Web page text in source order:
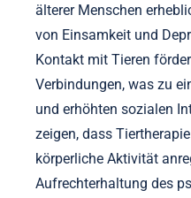
älterer Menschen
von Einsamkeit und
Kontakt mit Tieren
Verbindungen, was zu
und erhöhten sozialen
zeigen, dass
körperliche Aktivität
Aufrechterhaltung des